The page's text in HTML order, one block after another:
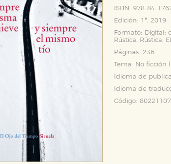
ISBN: 978-84-
Edición: 1ª, 2019
Formato:
Digital:
Rústica, Rústica,
Páginas: 236
Tema:
No ficción
Idioma de
Idioma de
Código: 80221107